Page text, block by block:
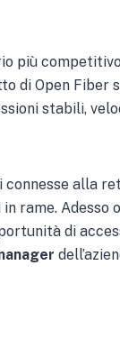
più
di Open Fiber
stabili,
connesse alla
rame. Adesso
di